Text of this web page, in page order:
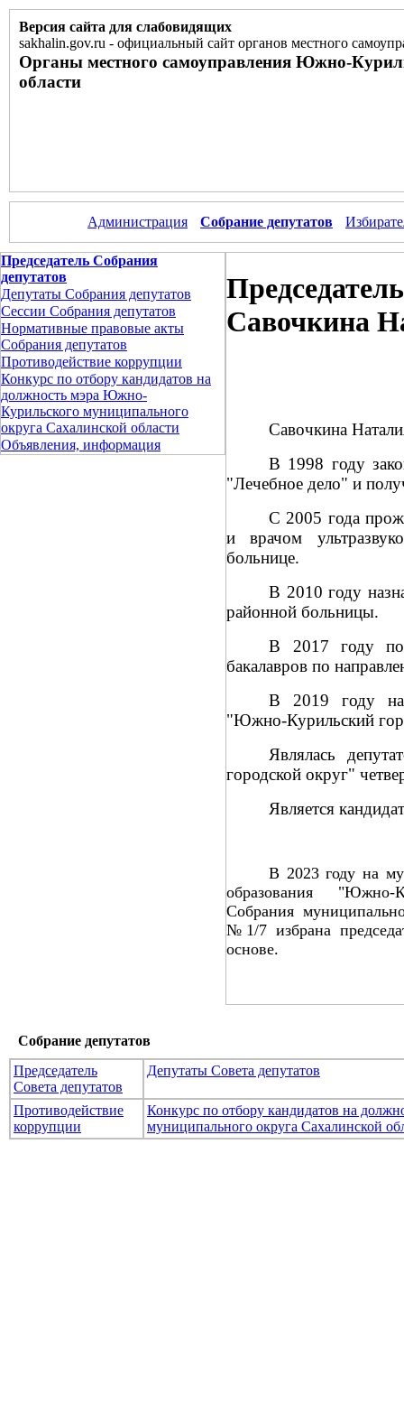
Версия сайта для слабовидящих
sakhalin.gov.ru - официальный сайт органов местного
Органы местного самоуправления Южно-
области
Администрация Собрание депутатов
Председатель Собрания
депутатов
Депутаты Собрания депутатов
Сессии Собрания депутатов
Нормативные правовые акты
Собрания депутатов
Противодействие коррупции
Конкурс по отбору кандидатов на
должность мэра Южно-
Курильского муниципального
округа Сахалинской области
Объявления, информация
Савочкина
Савочкина
В 1998 году
"Лечебное дело" и
С 2005 года
и врачом
больнице.
В 2010 году
районной больницы.
В 2017 году
бакалавров по
В 2019 году
"Южно-Курильский
Являлась
городской округ"
Является
В 2023 году на
образования
Собрания
№1/7 избрана
основе.
Собрание депутатов
Председатель
Совета депутатов
Депутаты Совета депутатов
Противодействие
коррупции
Конкурс по отбору кандидатов на
муниципального округа Сахалинской